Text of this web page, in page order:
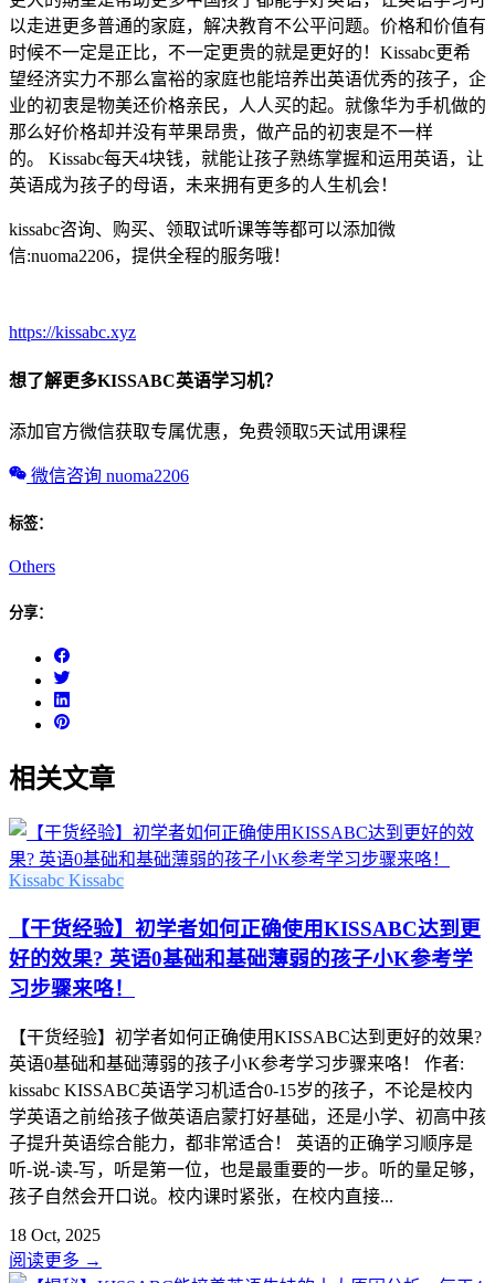
以走进更多普通的家庭，解决教育不公平问题。价格和价值有
时候不一定是正比，不一定更贵的就是更好的！Kissabc更希
望经济实力不那么富裕的家庭也能培养出英语优秀的孩子，企
业的初衷是物美还价格亲民，人人买的起。就像华为手机做的
那么好价格却并没有苹果昂贵，做产品的初衷是不一样
的。 Kissabc每天4块钱，就能让孩子熟练掌握和运用英语，让
英语成为孩子的母语，未来拥有更多的人生机会！
kissabc咨询、购买、领取试听课等等都可以添加微
信:nuoma2206，提供全程的服务哦！
https://kissabc.xyz
想了解更多KISSABC英语学习机？
添加官方微信获取专属优惠，免费领取5天试用课程
微信咨询 nuoma2206
标签：
Others
分享：
相关文章
Kissabc Kissabc
【干货经验】初学者如何正确使用KISSABC达到更
好的效果? 英语0基础和基础薄弱的孩子小K参考学
习步骤来咯！
【干货经验】初学者如何正确使用KISSABC达到更好的效果?
英语0基础和基础薄弱的孩子小K参考学习步骤来咯！ 作者:
kissabc KISSABC英语学习机适合0-15岁的孩子，不论是校内
学英语之前给孩子做英语启蒙打好基础，还是小学、初高中孩
子提升英语综合能力，都非常适合！ 英语的正确学习顺序是
听-说-读-写，听是第一位，也是最重要的一步。听的量足够，
孩子自然会开口说。校内课时紧张，在校内直接...
18 Oct, 2025
阅读更多 →